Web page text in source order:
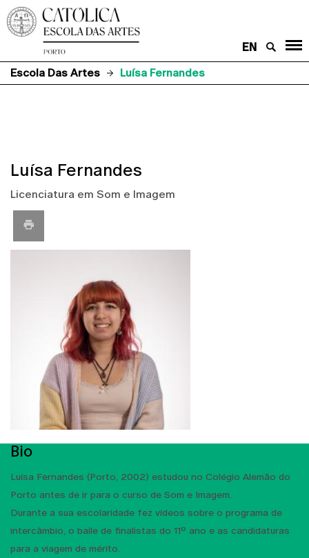
EN
Escola Das Artes
Luísa Fernandes
Luísa Fernandes
Licenciatura em Som e Imagem
Bio
Luísa Fernandes (Porto, 2002) estudou no Colégio Alemão do
Porto antes de ir para o curso de Som e Imagem.
Durante a sua escolaridade fez vídeos sobre o programa de
intercâmbio, o baile de finalistas do 11º ano e as candidaturas
para a viagem de mérito.